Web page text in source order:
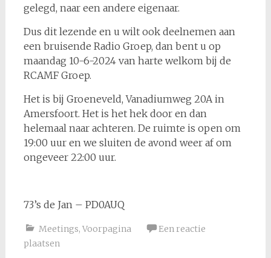
gelegd, naar een andere eigenaar.
Dus dit lezende en u wilt ook deelnemen aan
een bruisende Radio Groep, dan bent u op
maandag 10-6-2024 van harte welkom bij de
RCAMF Groep.
Het is bij Groeneveld, Vanadiumweg 20A in
Amersfoort. Het is het hek door en dan
helemaal naar achteren. De ruimte is open om
19:00 uur en we sluiten de avond weer af om
ongeveer 22:00 uur.
73’s de Jan – PD0AUQ
Meetings, Voorpagina
Een reactie
plaatsen